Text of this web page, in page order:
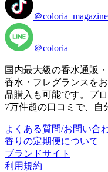
＠coloria_magazine
＠coloria
国内最大級の香水通販
香水・フレグランスを
品購入も可能です。プ
7万件超の口コミで、自
よくある質問/お問い合
香りの定期便について
ブランドサイト
利用規約